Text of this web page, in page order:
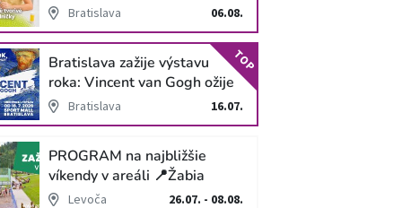
Bratislava 06.08.
Bratislava zažije výstavu
roka: Vincent van Gogh ožije
v unikátnej imerzívnej šou!
Bratislava 16.07.
TOP
PROGRAM na najbližšie
víkendy v areáli 📍Žabia
cestaLevoča 26.07. - 08.08.